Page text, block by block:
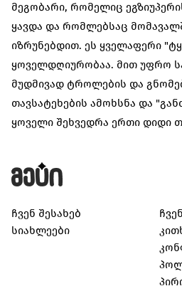
მეგობარი, რომელიც
ყავდა და რომლებსაც
იზრუნებდით. ეს ყველაფერი
ყოველდღიურობაა. მით უფრო
მუდმივად ტროლების და
თავსატეხების ამოხსნა და
ყოველი შეხვედრა ერთი დიდი
ჩვენ შესახებ
სიახლეები